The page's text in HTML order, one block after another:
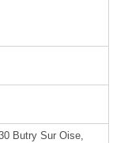
Butry Sur Oise,